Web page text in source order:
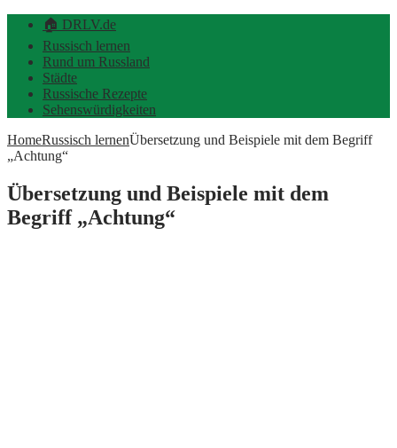
🏠 DRLV.de
Russisch lernen
Rund um Russland
Städte
Russische Rezepte
Sehenswürdigkeiten
HomeRussisch lernenÜbersetzung und Beispiele mit dem Begriff
„Achtung“
Übersetzung und Beispiele mit dem
Begriff „Achtung“